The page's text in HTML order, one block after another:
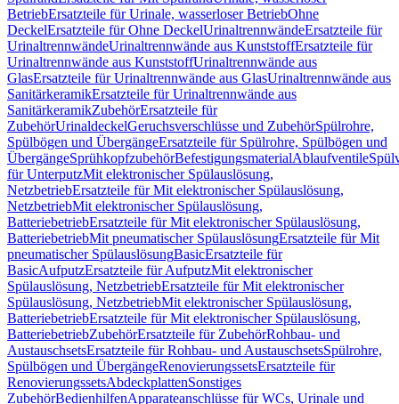
BetriebErsatzteile für Urinale, wasserloser BetriebOhne
DeckelErsatzteile für Ohne DeckelUrinaltrennwändeErsatzteile für
UrinaltrennwändeUrinaltrennwände aus KunststoffErsatzteile für
Urinaltrennwände aus KunststoffUrinaltrennwände aus
GlasErsatzteile für Urinaltrennwände aus GlasUrinaltrennwände aus
SanitärkeramikErsatzteile für Urinaltrennwände aus
SanitärkeramikZubehörErsatzteile für
ZubehörUrinaldeckelGeruchsverschlüsse und ZubehörSpülrohre,
Spülbögen und ÜbergängeErsatzteile für Spülrohre, Spülbögen und
ÜbergängeSprühkopfzubehörBefestigungsmaterialAblaufventile
für UnterputzMit elektronischer Spülauslösung,
NetzbetriebErsatzteile für Mit elektronischer Spülauslösung,
NetzbetriebMit elektronischer Spülauslösung,
BatteriebetriebErsatzteile für Mit elektronischer Spülauslösung,
BatteriebetriebMit pneumatischer SpülauslösungErsatzteile für Mit
pneumatischer SpülauslösungBasicErsatzteile für
BasicAufputzErsatzteile für AufputzMit elektronischer
Spülauslösung, NetzbetriebErsatzteile für Mit elektronischer
Spülauslösung, NetzbetriebMit elektronischer Spülauslösung,
BatteriebetriebErsatzteile für Mit elektronischer Spülauslösung,
BatteriebetriebZubehörErsatzteile für ZubehörRohbau- und
AustauschsetsErsatzteile für Rohbau- und AustauschsetsSpülrohre,
Spülbögen und ÜbergängeRenovierungssetsErsatzteile für
RenovierungssetsAbdeckplattenSonstiges
ZubehörBedienhilfenApparateanschlüsse für WCs, Urinale und